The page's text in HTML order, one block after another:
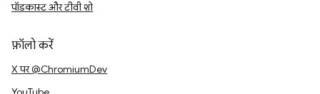
पॉडकास्ट और टीवी शो
फ़ॉलो करें
X पर @ChromiumDev